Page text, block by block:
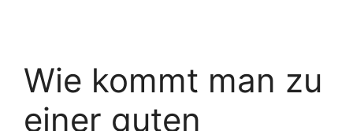
Wie kommt man zu
einer guten